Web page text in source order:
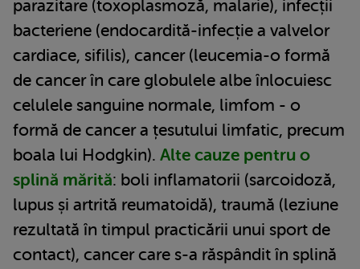
parazitare (toxoplasmoză, malarie), infecții
bacteriene (endocardită-infecție a valvelor
cardiace, sifilis), cancer (leucemia-o formă
de cancer în care globulele albe înlocuiesc
celulele sanguine normale, limfom - o
formă de cancer a țesutului limfatic, precum
boala lui Hodgkin). Alte cauze pentru o
splină mărită: boli inflamatorii (sarcoidoză,
lupus și artrită reumatoidă), traumă (leziune
rezultată în timpul practicării unui sport de
contact), cancer care s-a răspândit în splină